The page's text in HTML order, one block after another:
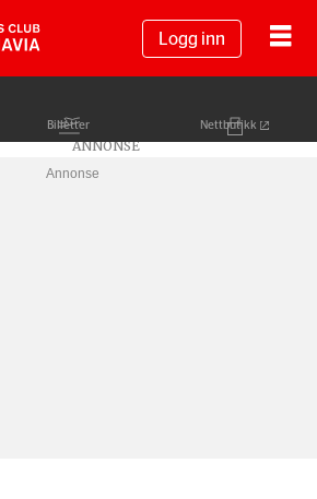
Logg inn
Billetter Nettbutikk
Annonse